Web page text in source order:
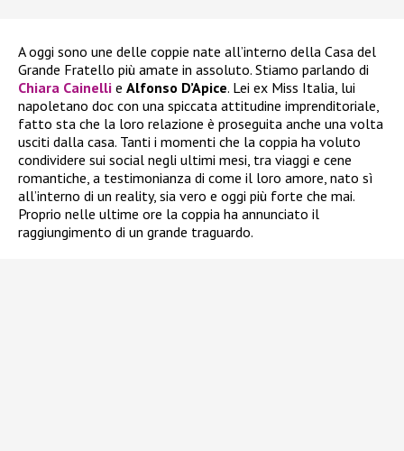
A oggi sono une delle coppie nate all’interno della Casa del
Grande Fratello più amate in assoluto. Stiamo parlando di
Chiara Cainelli e Alfonso D’Apice. Lei ex Miss Italia, lui
napoletano doc con una spiccata attitudine imprenditoriale,
fatto sta che la loro relazione è proseguita anche una volta
usciti dalla casa. Tanti i momenti che la coppia ha voluto
condividere sui social negli ultimi mesi, tra viaggi e cene
romantiche, a testimonianza di come il loro amore, nato sì
all’interno di un reality, sia vero e oggi più forte che mai.
Proprio nelle ultime ore la coppia ha annunciato il
raggiungimento di un grande traguardo.